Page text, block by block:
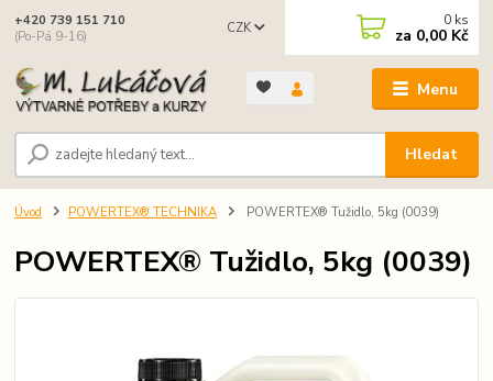
Menu
CZK
Hledat
+420 739 151 710
(Po-Pá 9-16)
0 ks
za 0,00 Kč
Úvod POWERTEX® TECHNIKA POWERTEX® Tužidlo, 5kg (0039)
POWERTEX® Tužidlo, 5kg (0039)